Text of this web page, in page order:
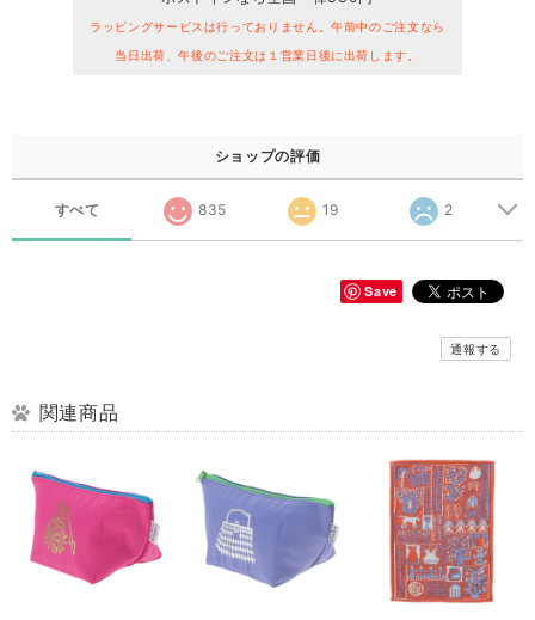
ラッピングサービスは行っておりません。午前中のご注文なら
当日出荷、午後のご注文は１営業日後に出荷します。
ショップの評価
すべて 835 19 2
Save
通報する
関連商品